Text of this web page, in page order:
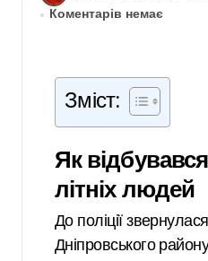
Коментарів немає
Зміст:
Як
літніх людей
До поліції звернулася 83-річна мешканка
Дніпровського